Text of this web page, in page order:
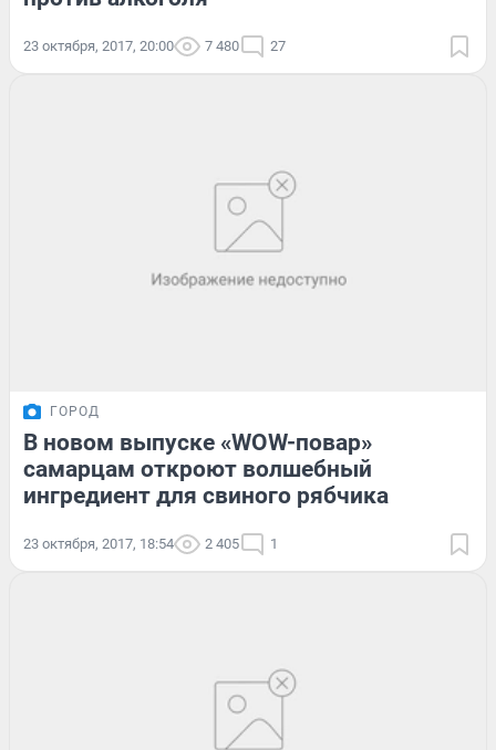
23 октября, 2017, 20:00 7 480 27
ГОРОД
В новом выпуске «WOW-повар»
самарцам откроют волшебный
ингредиент для свиного рябчика
23 октября, 2017, 18:54 2 405 1